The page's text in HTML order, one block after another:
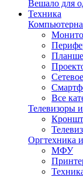
Вешало для
Техника
Все
Телевизоры
Оргтехника
МФУ